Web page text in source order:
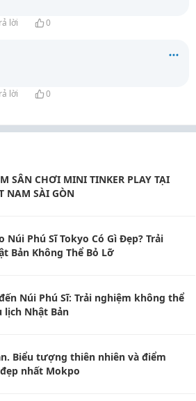
lời 0
lời 0
SÂN CHƠI MINI TINKER PLAY TẠI
NAM SÀI GÒN
Núi Phú Sĩ Tokyo Có Gì Đẹp? Trải
Bản Không Thể Bỏ Lỡ
Núi Phú Sĩ: Trải nghiệm không thể
lịch Nhật Bản
Biểu tượng thiên nhiên và điểm
nhất Mokpo